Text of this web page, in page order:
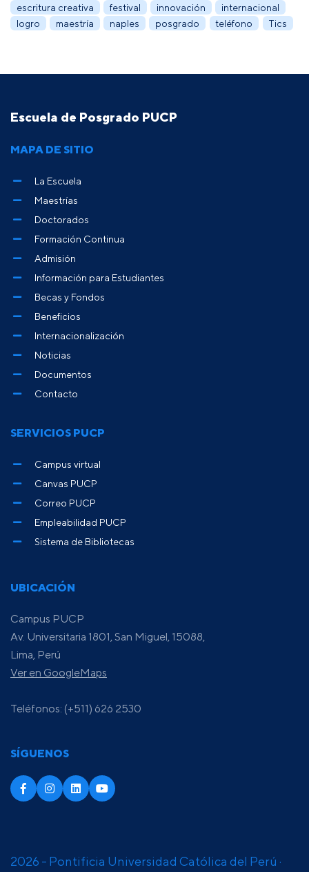
escritura creativa
festival innovación
internacional
logro
maestría naples posgrado teléfono Tics
Escuela de Posgrado PUCP
UBICACIÓN
Campus PUCP
Av. Universitaria 1801, San Miguel, 15088,
Lima, Perú
Ver en GoogleMaps
Teléfonos: (+511) 626 2530
SÍGUENOS
MAPA DE SITIO
La Escuela
Maestrías
Doctorados
Formación Continua
Admisión
Información para Estudiantes
Becas y Fondos
Beneficios
Internacionalización
Noticias
Documentos
Contacto
SERVICIOS PUCP
Campus virtual
Canvas PUCP
Correo PUCP
Empleabilidad PUCP
Sistema de Bibliotecas
2026 - Pontificia Universidad Católica del Perú ·